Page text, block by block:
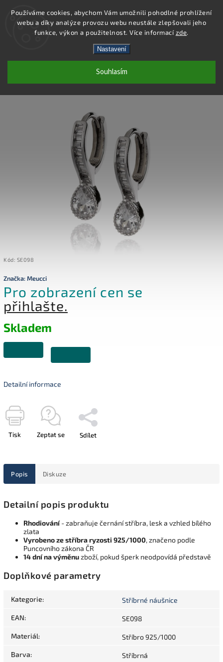
Používáme cookies, abychom Vám umožnili pohodlné prohlížení
webu a díky analýze provozu webu neustále zlepšovali jeho
funkce, výkon a použitelnost. Více informacízde.
Nastavení
Souhlasím
Hledat
SE098 - NÁUŠNICE AG 925/1000
Kód: SE098
Značka:Meucci
Pro zobrazení cen se
přihlašte.
Skladem
Detailní informace
Tisk Zeptat se Sdílet
Popis Diskuze
Detailní popis produktu
Rhodiování- zabraňuje černání stříbra, lesk a vzhled bílého
zlata
Vyrobeno ze stříbra ryzosti 925/1000, značeno podle
Puncovního zákona ČR
14 dní na výměnuzboží, pokud šperk neodpovídá představě
Doplňkové parametry
Kategorie: Stříbrné náušnice
EAN: SE098
Materiál: Stříbro 925/1000
Barva: Stříbrná